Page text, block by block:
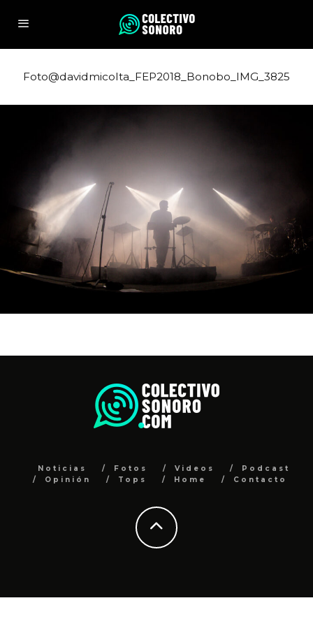
Foto@davidmicolta_FEP2018_Bonobo_IMG_3825
Noticias Fotos Videos
Podcast
Opinión
Tops Home Contacto